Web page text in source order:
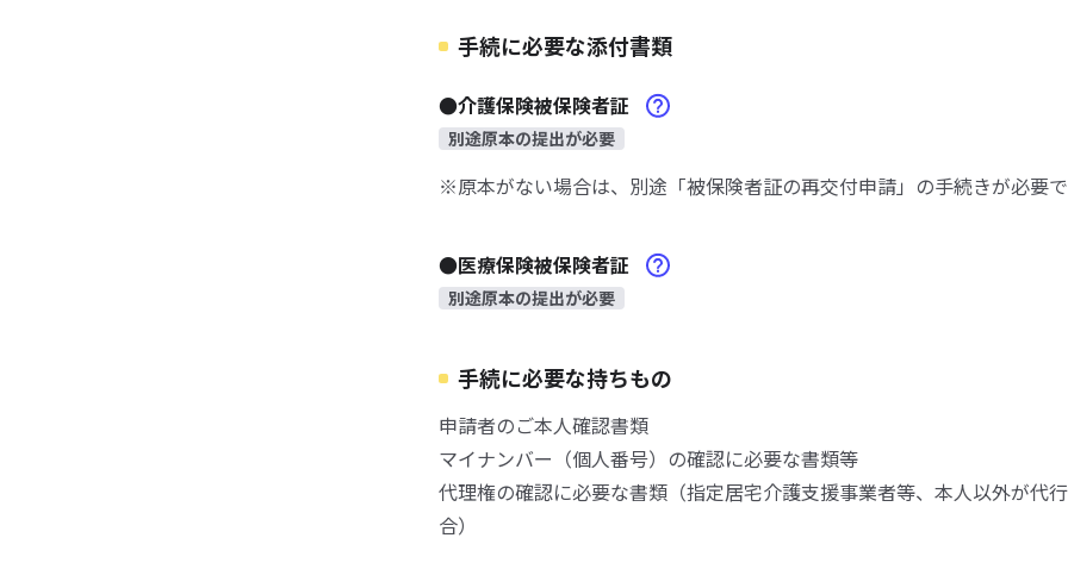
手続に必要な添付書類
●介護保険被保険者証
別途原本の提出が必要
※原本がない場合は、別途「被保険者証の再交付申請」の手続きが必要で
●医療保険被保険者証
別途原本の提出が必要
手続に必要な持ちもの
申請者のご本人確認書類
マイナンバー（個人番号）の確認に必要な書類等
代理権の確認に必要な書類（指定居宅介護支援事業者等、本人以外が代
合）